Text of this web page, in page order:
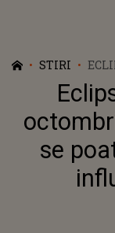
STIRI
DIN
se